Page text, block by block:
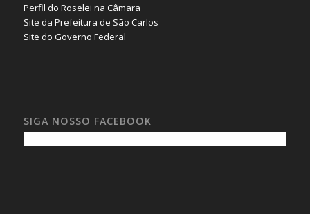
Perfil do Roselei na Câmara
Site da Prefeitura de São Carlos
Site do Governo Federal
SIGA NOSSO FACEBOOK